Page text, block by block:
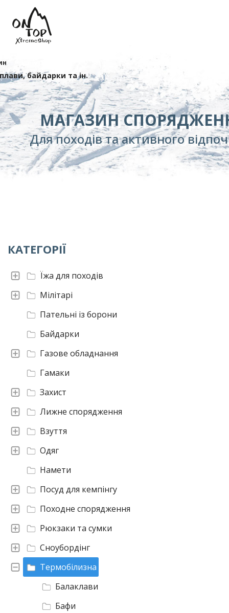
байдарки та ін.
МАГАЗИН
Для походів та активного
КАТЕГОРІЇ
Термобілизна
Балаклави
Бафи
Сноубордінг
Рюкзаки та сумки
Походне спорядження
Посуд для кемпінгу
Намети
Одяг
Взуття
Лижне спорядження
Захист
Гамаки
Газове обладнання
Байдарки
Пательні із борони
Мілітарі
Їжа для походів